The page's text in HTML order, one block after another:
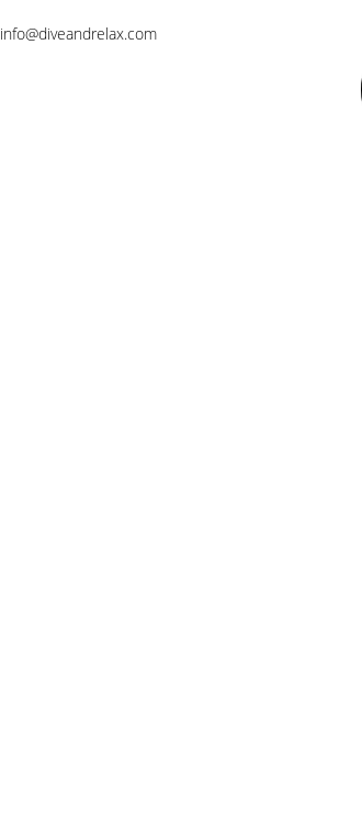
info@diveandrelax.com